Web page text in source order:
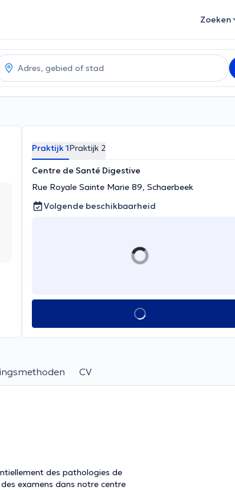
Zoeken
Praktijk 1Praktijk 2
Centre de Santé Digestive
Rue Royale Sainte Marie 89, Schaerbeek
Volgende beschikbaarheid
CV